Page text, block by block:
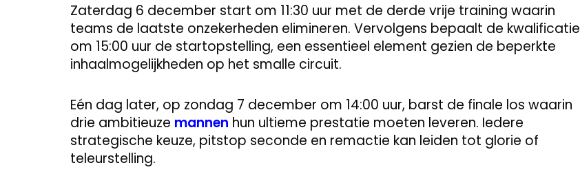
Zaterdag 6 december start om 11:30 uur met de derde vrije training waarin
teams de laatste onzekerheden elimineren. Vervolgens bepaalt de kwalificatie
om 15:00 uur de startopstelling, een essentieel element gezien de beperkte
inhaalmogelijkheden op het smalle circuit.
Eén dag later, op zondag 7 december om 14:00 uur, barst de finale los waarin
drie ambitieuze mannen hun ultieme prestatie moeten leveren. Iedere
strategische keuze, pitstop seconde en remactie kan leiden tot glorie of
teleurstelling.